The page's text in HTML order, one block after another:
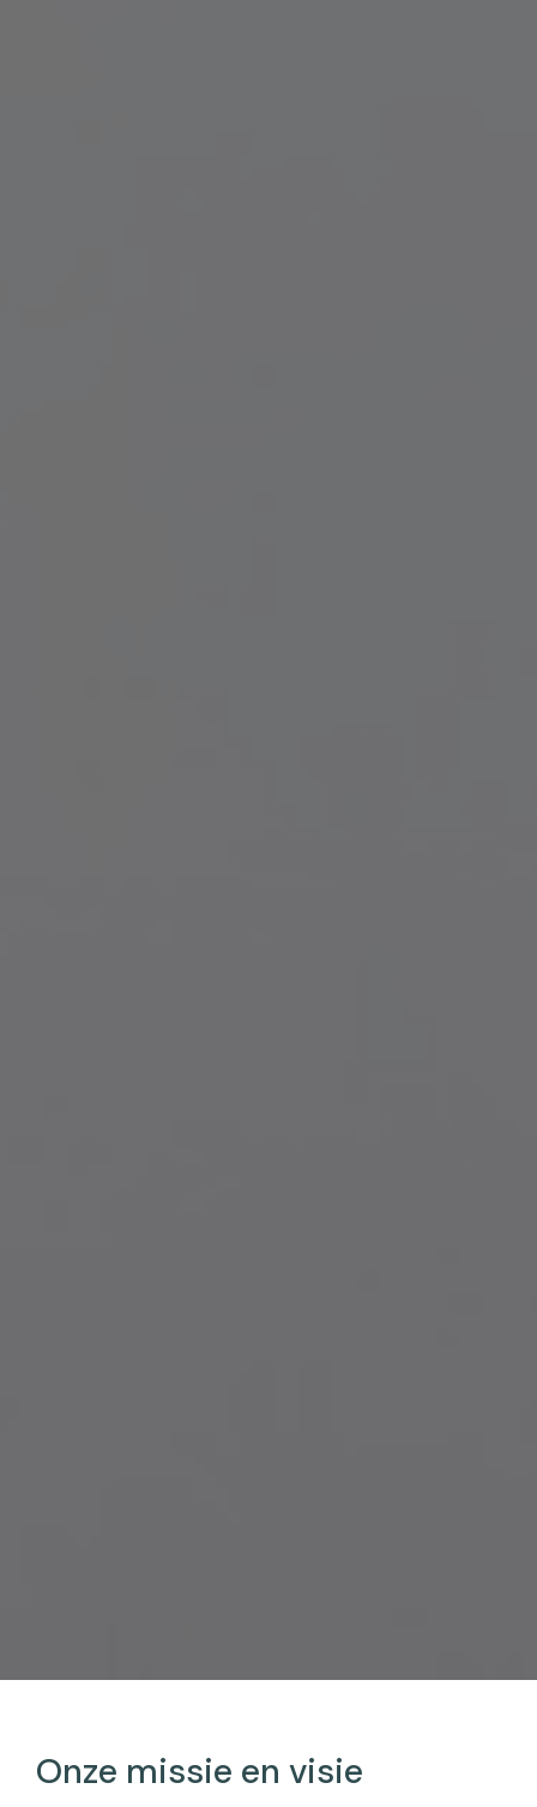
Onze missie en visie